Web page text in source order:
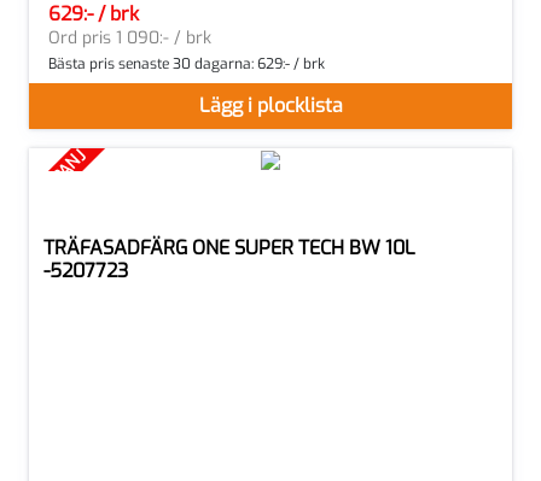
Lägg i plocklista
629:- / brk
SEK per BRK
Ord pris 1 090:- / brk
Bästa pris senaste 30 dagarna:629:- / brk
KAMPANJ
TRÄFASADFÄRG ONE SUPER TECH BW 10L
-5207723